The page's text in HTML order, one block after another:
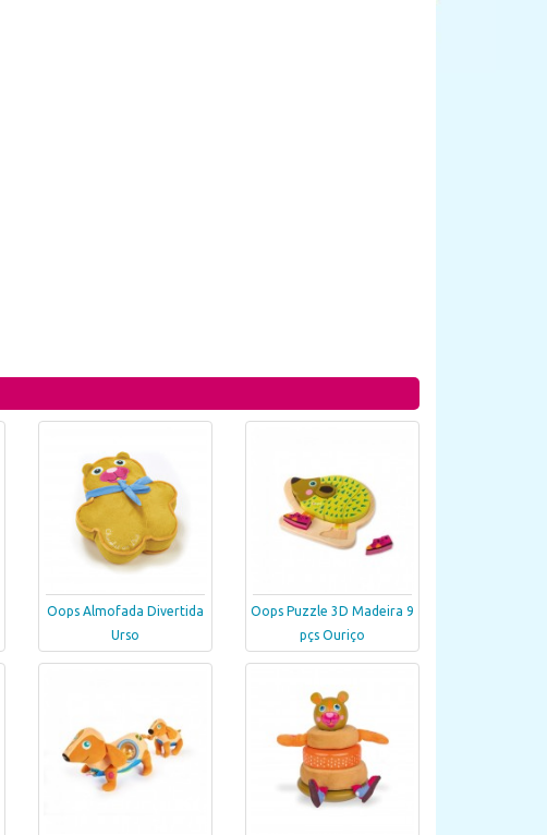
Oops Almofada Divertida
Urso
Oops Puzzle 3D Madeira 9
pçs Ouriço